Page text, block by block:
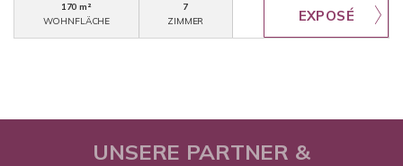
170 m²
WOHNFLÄCHE
7
ZIMMER
UNSERE PARTNER &